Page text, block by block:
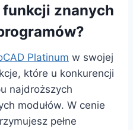
znanych
Platinum w swojej
które u konkurencji
najdroższych
modułów. W cenie
pełne